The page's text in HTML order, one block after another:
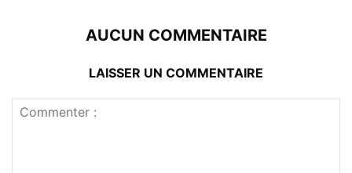
AUCUN COMMENTAIRE
LAISSER UN COMMENTAIRE